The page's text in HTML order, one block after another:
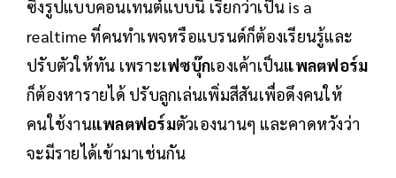
ซึ่งรูปแบบคอนเทนต์แบบนี้ เรียกว่าเป็น is a
realtime ที่คนทำเพจหรือแบรนด์ก็ต้องเรียนรู้และ
ปรับตัวให้ทัน เพราะเฟซบุ๊กเองเค้าเป็นแพลตฟอร์ม
ก็ต้องหารายได้ ปรับลูกเล่นเพิ่มสีสันเพื่อดึงคนให้
คนใช้งานแพลตฟอร์มตัวเองนานๆ และคาดหวังว่า
จะมีรายได้เข้ามาเช่นกัน